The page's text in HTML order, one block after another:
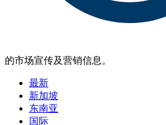
的市场宣传及营销信息。
最新
新加坡
东南亚
国际